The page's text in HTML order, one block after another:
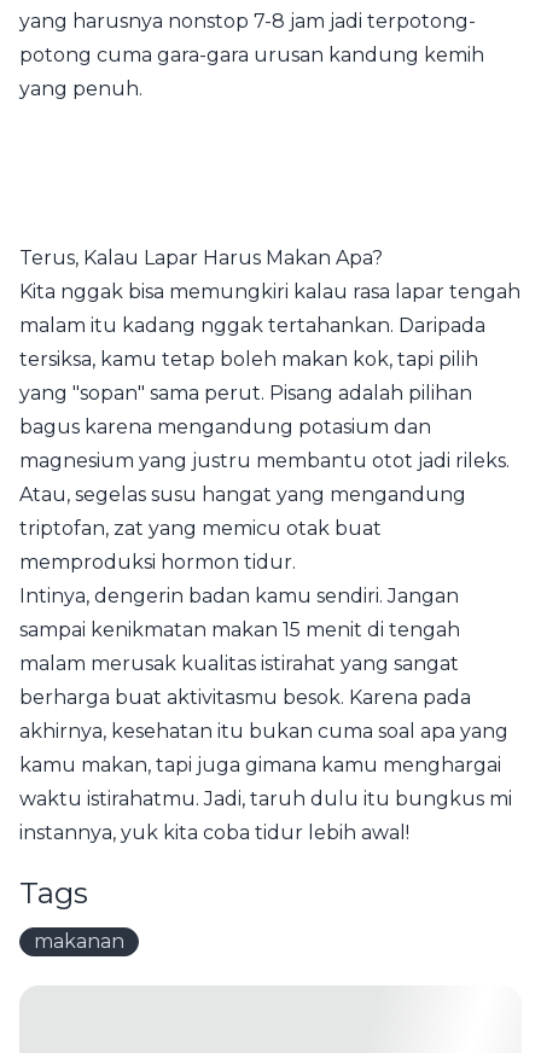
yang harusnya nonstop 7-8 jam jadi terpotong-
potong cuma gara-gara urusan kandung kemih
yang penuh.
Terus, Kalau Lapar Harus Makan Apa?
Kita nggak bisa memungkiri kalau rasa lapar tengah
malam itu kadang nggak tertahankan. Daripada
tersiksa, kamu tetap boleh makan kok, tapi pilih
yang "sopan" sama perut. Pisang adalah pilihan
bagus karena mengandung potasium dan
magnesium yang justru membantu otot jadi rileks.
Atau, segelas susu hangat yang mengandung
triptofan, zat yang memicu otak buat
memproduksi hormon tidur.
Intinya, dengerin badan kamu sendiri. Jangan
sampai kenikmatan makan 15 menit di tengah
malam merusak kualitas istirahat yang sangat
berharga buat aktivitasmu besok. Karena pada
akhirnya, kesehatan itu bukan cuma soal apa yang
kamu makan, tapi juga gimana kamu menghargai
waktu istirahatmu. Jadi, taruh dulu itu bungkus mi
instannya, yuk kita coba tidur lebih awal!
Tags
makanan